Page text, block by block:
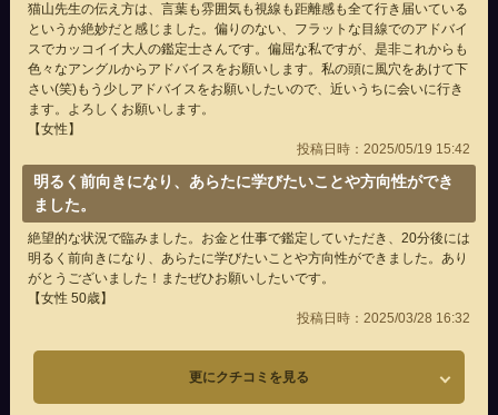
猫山先生の伝え方は、言葉も雰囲気も視線も距離感も全て行き届いている
というか絶妙だと感じました。偏りのない、フラットな目線でのアドバイ
スでカッコイイ大人の鑑定士さんです。偏屈な私ですが、是非これからも
色々なアングルからアドバイスをお願いします。私の頭に風穴をあけて下
さい(笑)もう少しアドバイスをお願いしたいので、近いうちに会いに行き
ます。よろしくお願いします。
【女性】
投稿日時：2025/05/19 15:42
明るく前向きになり、あらたに学びたいことや方向性ができ
ました。
絶望的な状況で臨みました。お金と仕事で鑑定していただき、20分後には
明るく前向きになり、あらたに学びたいことや方向性ができました。あり
がとうございました！またぜひお願いしたいです。
【女性 50歳】
投稿日時：2025/03/28 16:32
更にクチコミを見る